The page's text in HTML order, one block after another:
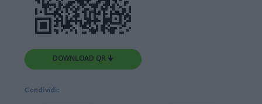
DOWNLOAD QR 🠋
Condividi: